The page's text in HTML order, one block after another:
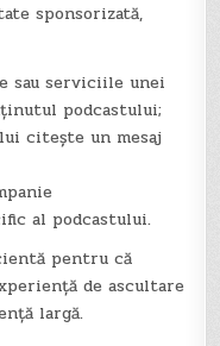
sponsorizată,
sau serviciile unei
podcastului;
citește un mesaj
al podcastului.
pentru că
de ascultare
largă.